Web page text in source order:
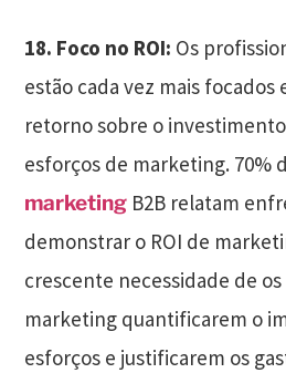
18. Foco no ROI: Os
estão cada vez mais
retorno sobre o
esforços de marketing. 70%
marketing B2B relatam
demonstrar o ROI de
crescente necessidade de
marketing quantificarem o
esforços e justificarem os